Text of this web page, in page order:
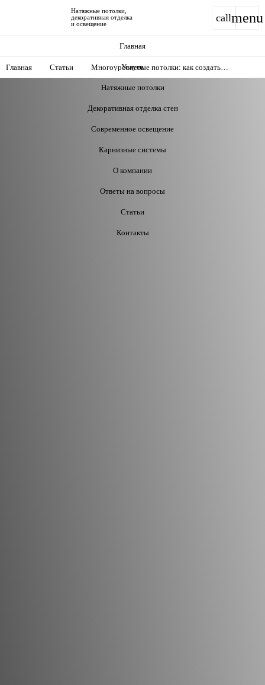
Натяжные потолки,
декоративная отделка
и освещение
callmenu
Главная
Услуги
Натяжные потолки
Декоративная отделка стен
Современное освещение
Карнизные системы
О компании
Ответы на вопросы
Статьи
Контакты
Главная Статьи
Многоуровневые потолки: как создать